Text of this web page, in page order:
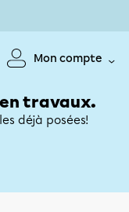
Mon compte
travaux.
déjà posées!